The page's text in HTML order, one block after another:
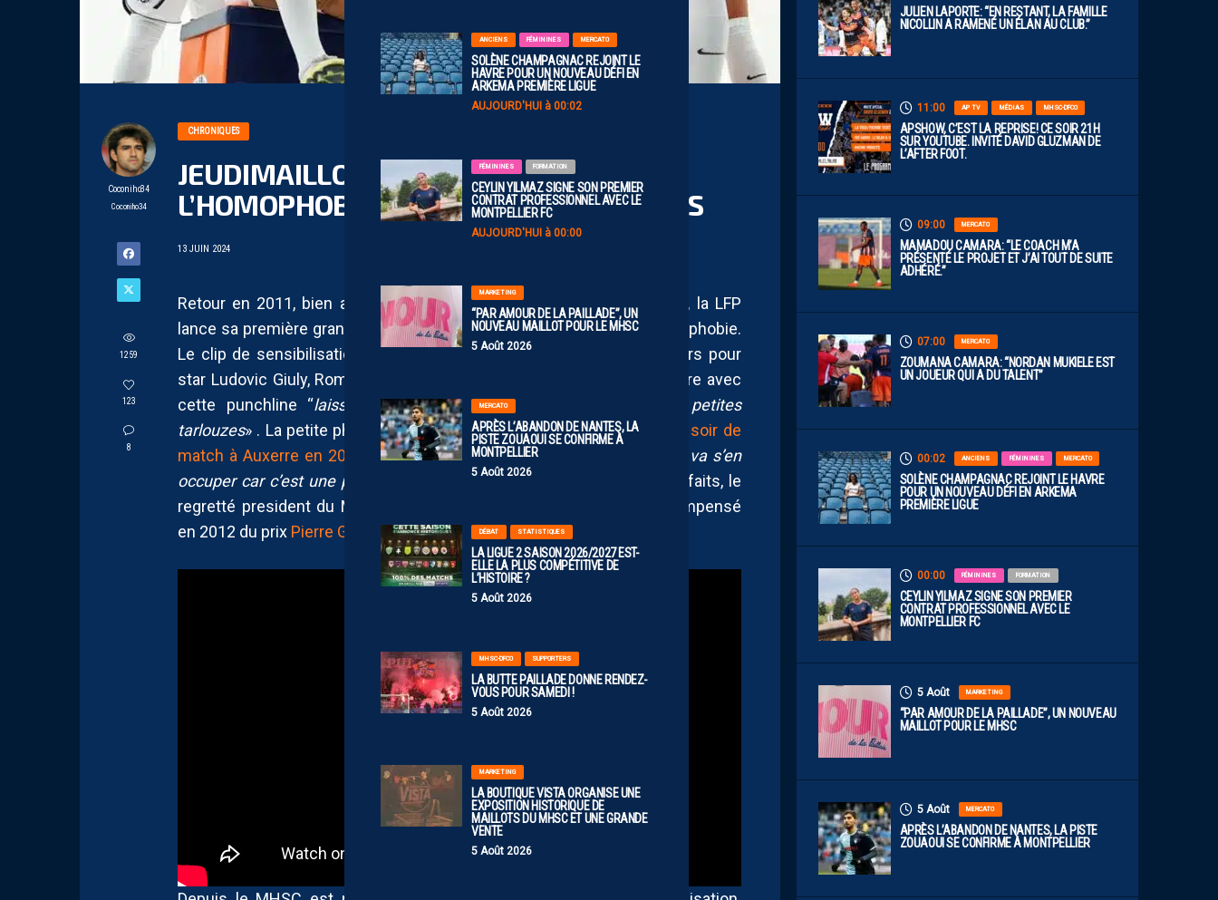
ANCIENS FÉMININES MERCATO
SOLÈNE CHAMPAGNAC REJOINT LE
HAVRE POUR UN NOUVEAU DÉFI EN
ARKEMA PREMIÈRE LIGUE
AUJOURD'HUI à 00:02
FÉMININES FORMATION
CEYLIN YILMAZ SIGNE SON PREMIER
CONTRAT PROFESSIONNEL AVEC LE
MONTPELLIER FC
AUJOURD'HUI à 00:00
MARKETING
“PAR AMOUR DE LA PAILLADE”, UN
NOUVEAU MAILLOT POUR LE MHSC
5 Août 2026
MERCATO
APRÈS L’ABANDON DE NANTES, LA
PISTE ZOUAOUI SE CONFIRME À
MONTPELLIER
5 Août 2026
DÉBAT STATISTIQUES
LA LIGUE 2 SAISON 2026/2027 EST-
ELLE LA PLUS COMPÉTITIVE DE
L’HISTOIRE ?
5 Août 2026
MHSC-DFCO SUPPORTERS
LA BUTTE PAILLADE DONNE RENDEZ-
VOUS POUR SAMEDI !
5 Août 2026
MARKETING
LA BOUTIQUE VISTA ORGANISE UNE
EXPOSITION HISTORIQUE DE
MAILLOTS DU MHSC ET UNE GRANDE
VENTE
5 Août 2026
Coconiho34
Coconiho34
1259
123
8
CHRONIQUES
JEUDIMAILLOT #10 – CONTRE
L’HOMOPHOBIE : À JAMAIS LES PREMIERS
13 JUIN 2024
Retour en 2011, bien avant le flocage arc-en-ciel et ses polémiques, la LFP
lance sa première grande campagne de communication contre l’homophobie.
Le clip de sensibilisation intitulé “
carton rouge à l’homophobie
” a alors pour
star Ludovic Giuly, Romain Danzé et surtout Louis Nicollin qui le cloture avec
cette punchline “laissez tomber l’homophobie c’est reservé aux petites
tarlouzes» . La petite phrase fait directement référence àsa sortie un soir de
match à Auxerre en 2009
Pedretti, quand il viendra à la Mosson, on va s’en
occuper car c’est une petite tarlouze
» . Très critiqué au moment des faits, le
regretté president du MHSC verra son engagement finalement récompensé
en 2012 du prix Pierre Guénin contre l’homophobie en 2012
JULIEN LAPORTE: “EN RESTANT, LA FAMILLE
NICOLLIN A RAMENÉ UN ÉLAN AU CLUB.”
11:00 AP TV MÉDIAS MHSC-DFCO
APSHOW, C’EST LA REPRISE! CE SOIR 21H
SUR YOUTUBE. INVITÉ DAVID GLUZMAN DE
L’AFTER FOOT.
09:00 MERCATO
MAMADOU CAMARA: “LE COACH M’A
PRÉSENTÉ LE PROJET ET J’AI TOUT DE SUITE
ADHÉRÉ.”
07:00 MERCATO
ZOUMANA CAMARA: “NORDAN MUKIELE EST
UN JOUEUR QUI A DU TALENT”
00:02 ANCIENS FÉMININES MERCATO
SOLÈNE CHAMPAGNAC REJOINT LE HAVRE
POUR UN NOUVEAU DÉFI EN ARKEMA
PREMIÈRE LIGUE
00:00 FÉMININES FORMATION
CEYLIN YILMAZ SIGNE SON PREMIER
CONTRAT PROFESSIONNEL AVEC LE
MONTPELLIER FC
5 Août MARKETING
“PAR AMOUR DE LA PAILLADE”, UN NOUVEAU
MAILLOT POUR LE MHSC
5 Août MERCATO
APRÈS L’ABANDON DE NANTES, LA PISTE
ZOUAOUI SE CONFIRME À MONTPELLIER